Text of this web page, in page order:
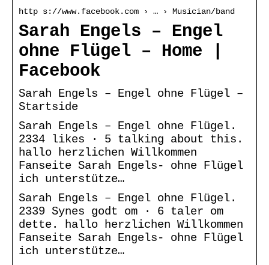
http s://www.facebook.com › … › Musician/band
Sarah Engels – Engel
ohne Flügel – Home |
Facebook
Sarah Engels – Engel ohne Flügel –
Startside
Sarah Engels – Engel ohne Flügel.
2334 likes · 5 talking about this.
hallo herzlichen Willkommen
Fanseite Sarah Engels- ohne Flügel
ich unterstütze…
Sarah Engels – Engel ohne Flügel.
2339 Synes godt om · 6 taler om
dette. hallo herzlichen Willkommen
Fanseite Sarah Engels- ohne Flügel
ich unterstütze…